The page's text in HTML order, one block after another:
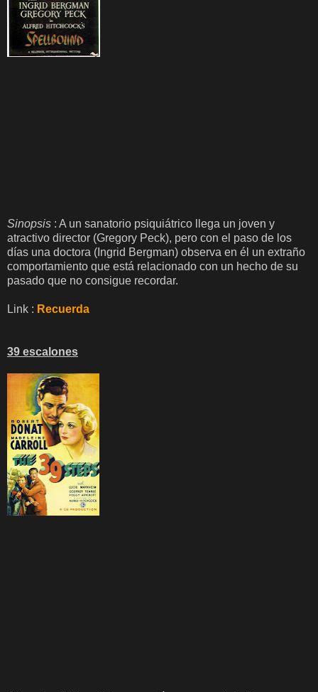
Sinopsis : A un sanatorio psiquiátrico llega un joven y
atractivo director (Gregory Peck), pero con el paso de los
días una doctora (Ingrid Bergman) observa en él un extraño
comportamiento que está relacionado con un hecho de su
pasado que no consigue recordar.
Link : Recuerda
39 escalones